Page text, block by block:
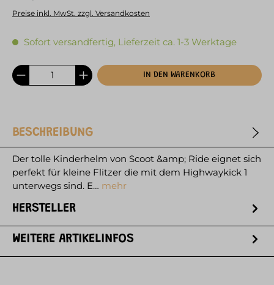
Preise inkl. MwSt. zzgl. Versandkosten
Sofort versandfertig, Lieferzeit ca. 1-3 Werktage
IN DEN WARENKORB
BESCHREIBUNG
Der tolle Kinderhelm von Scoot &amp; Ride eignet sich
perfekt für kleine Flitzer die mit dem Highwaykick 1
unterwegs sind. E… mehr
HERSTELLER
WEITERE ARTIKELINFOS